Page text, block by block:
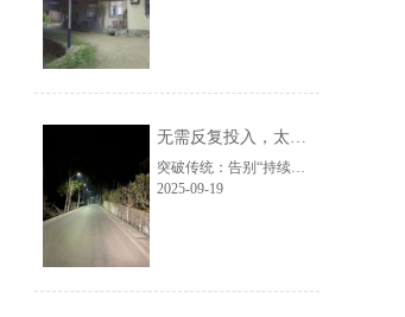
突破传统：告别“持续消耗”的维护困局传统路灯长期依赖外部电力供给，不仅日常运行伴随持续能耗成本，更因线路、供电设备等易损部件，陷入“故障-维修-再故障”的循环。维护人员需频繁往返现场排查，人力与时间成本叠加，成为长期运营的沉重负担。太阳能路灯实现核心突破——彻底摆脱对传统电力系统的依赖，从源头切......
2025-09-19